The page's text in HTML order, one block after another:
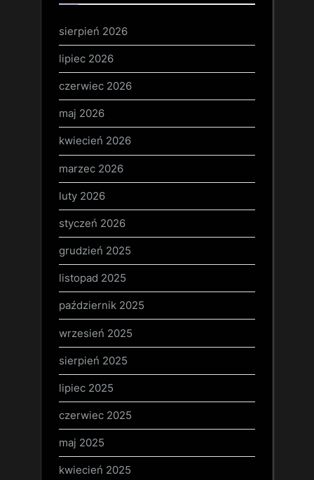
sierpień 2026
lipiec 2026
czerwiec 2026
maj 2026
kwiecień 2026
marzec 2026
luty 2026
styczeń 2026
grudzień 2025
listopad 2025
październik 2025
wrzesień 2025
sierpień 2025
lipiec 2025
czerwiec 2025
maj 2025
kwiecień 2025